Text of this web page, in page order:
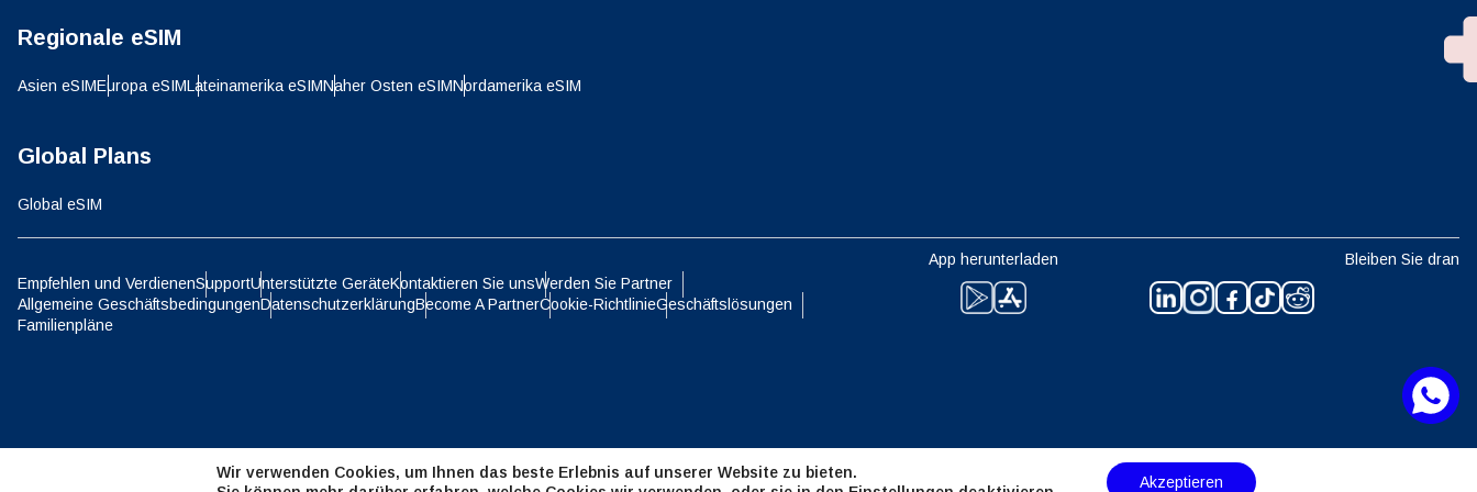
Regionale eSIM
Asien eSIMEuropa eSIMLateinamerika eSIMNaher Osten eSIMNordamerika eSIM
Global Plans
Global eSIM
Empfehlen und VerdienenSupportUnterstützte GeräteKontaktieren Sie unsWerden Sie Partner
Allgemeine GeschäftsbedingungenDatenschutzerklärungBecome A PartnerCookie-RichtlinieGeschäftslösungen
Familienpläne
App herunterladen Bleiben Sie dran
Polski
JPY - Japanischer Yen
IDR - Indonesische Rupiah AUD - Australischer Dollar
CAD - Kanadischer Dollar GBP - Pfund Sterling
CHF - Schweizer Franken NZD - Neuseeland-Dollar
Wir verwenden Cookies, um Ihnen das beste Erlebnis auf unserer Website zu bieten.
Akzeptieren